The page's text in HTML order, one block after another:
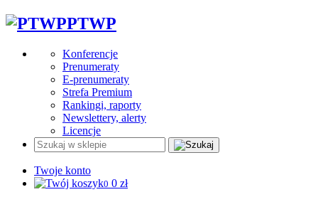
PTWP
Konferencje
Prenumeraty
E-prenumeraty
Strefa Premium
Rankingi, raporty
Newslettery, alerty
Licencje
Twoje konto
0 0 zł